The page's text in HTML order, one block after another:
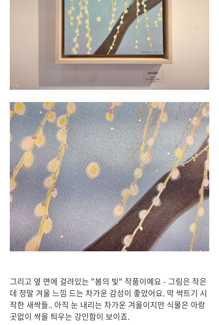
그리고 옆 면에 걸려있는 "봄의 빛" 작품이예요 - 그림은 작은
데 정말 겨울 느낌 드는 차가운 감성이 좋았어요. 막 싹트기 시
작한 새싹들.. 아직 눈 내리는 차가운 겨울이지만 식물은 아랑
곳없이 싹을 틔우는 강인함이 보이죠.